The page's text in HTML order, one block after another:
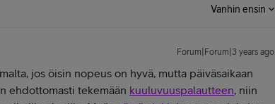
Vanhin ensin
Forum|Forum|3 years ago
jos öisin nopeus on hyvä, mutta päiväsaikaan
ehdottomasti tekemään kuuluvuuspalautteen, niin